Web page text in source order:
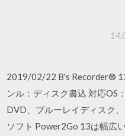
2019/02/22 B's Recorder®
ンル：ディスク書込 対応OS
DVD、ブルーレイディスク
ソフト Power2Go 13は幅広